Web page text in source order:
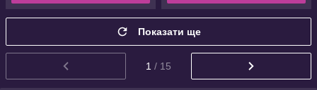
Показати ще
1 / 15